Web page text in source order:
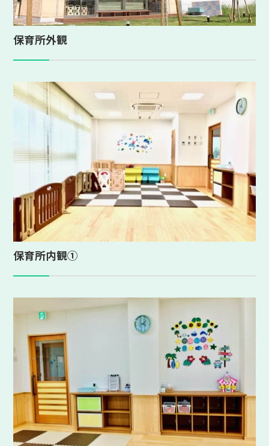
保育所外観
保育所内観①